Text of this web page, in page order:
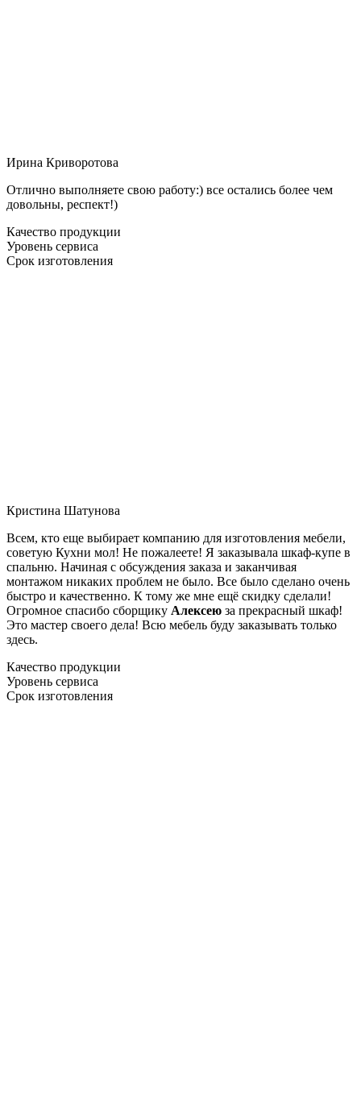
Ирина Криворотова
Отлично выполняете свою работу:) все остались более чем
довольны, респект!)
Качество продукции
Уровень сервиса
Срок изготовления
Кристина Шатунова
Всем, кто еще выбирает компанию для изготовления мебели,
советую Кухни мол! Не пожалеете! Я заказывала шкаф-купе в
спальню. Начиная с обсуждения заказа и заканчивая
монтажом никаких проблем не было. Все было сделано очень
быстро и качественно. К тому же мне ещё скидку сделали!
Огромное спасибо сборщику Алексею за прекрасный шкаф!
Это мастер своего дела! Всю мебель буду заказывать только
здесь.
Качество продукции
Уровень сервиса
Срок изготовления